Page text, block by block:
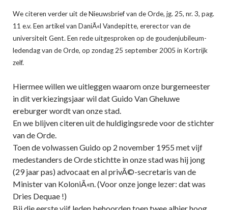
We citeren verder uit de Nieuwsbrief van de Orde, jg. 25, nr. 3, pag.
11 e.v. Een artikel van DaniÃ«l Vandepitte, ererector van de
universiteit Gent. Een rede uitgesproken op de goudenjubileum-
ledendag van de Orde, op zondag 25 september 2005 in Kortrijk
zelf.
Hiermee willen we uitleggen waarom onze burgemeester
in dit verkiezingsjaar wil dat Guido Van Gheluwe
ereburger wordt van onze stad.
En we blijven citeren uit de huldigingsrede voor de stichter
van de Orde.
Toen de volwassen Guido op 2 november 1955 met vijf
medestanders de Orde stichtte in onze stad was hij jong
(29 jaar pas) advocaat en al privÃ©-secretaris van de
Minister van KoloniÃ«n. (Voor onze jonge lezer: dat was
Dries Dequae !)